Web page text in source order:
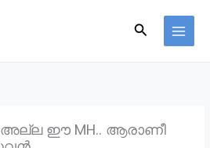
Search
അല്ല ഈ MH.. ആരാണീ